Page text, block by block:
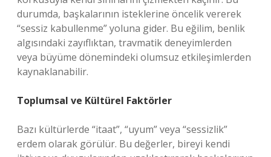
durumda, başkalarının isteklerine öncelik vererek
“sessiz kabullenme” yoluna gider. Bu eğilim, benlik
algısındaki zayıflıktan, travmatik deneyimlerden
veya büyüme dönemindeki olumsuz etkileşimlerden
kaynaklanabilir.
Toplumsal ve Kültürel Faktörler
Bazı kültürlerde “itaat”, “uyum” veya “sessizlik”
erdem olarak görülür. Bu değerler, bireyi kendi